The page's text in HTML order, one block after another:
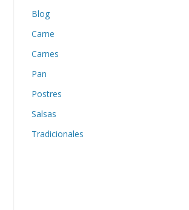
Blog
Carne
Carnes
Pan
Postres
Salsas
Tradicionales